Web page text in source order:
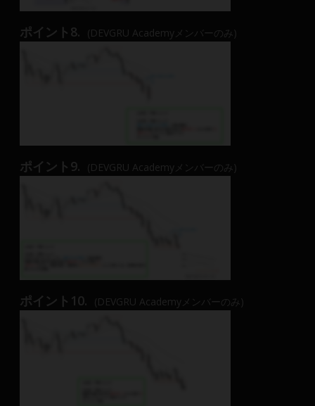
ポイント8. (DEVGRU Academyメンバーのみ)
ポイント9. (DEVGRU Academyメンバーのみ)
ポイント10. (DEVGRU Academyメンバーのみ)